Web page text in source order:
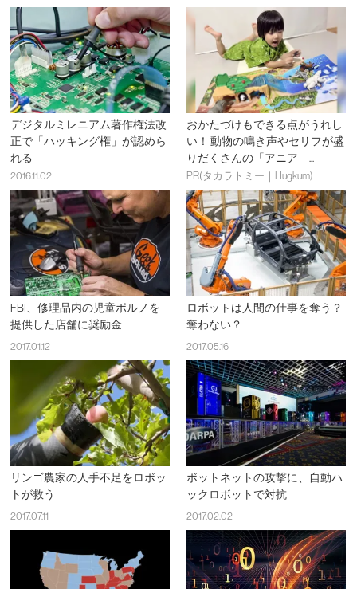
デジタルミレニアム著作権法改
正で「ハッキング権」が認めら
れる
2016.11.02
おかたづけもできる点がうれし
い！ 動物の鳴き声やセリフが盛
りだくさんの「アニア ...
PR(タカラトミー｜Hugkum)
FBI、修理品内の児童ポルノを
提供した店舗に奨励金
2017.01.12
ロボットは人間の仕事を奪う？
奪わない？
2017.05.16
リンゴ農家の人手不足をロボッ
トが救う
2017.07.11
ボットネットの攻撃に、自動ハ
ックロボットで対抗
2017.02.02